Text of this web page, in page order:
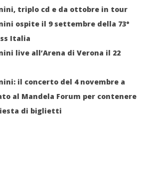
triplo cd e da ottobre in tour
ospite il 9 settembre della 73°
Italia
live all’Arena di Verona il 22
il concerto del 4 novembre a
al Mandela Forum per contenere
di biglietti